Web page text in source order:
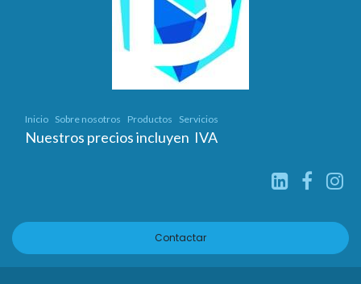
Inicio Sobre nosotros Productos Servicios
Nuestros precios incluyen IVA
Contactar